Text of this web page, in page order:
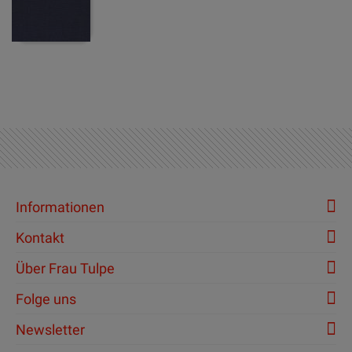
Informationen
Kontakt
Über Frau Tulpe
Folge uns
Newsletter